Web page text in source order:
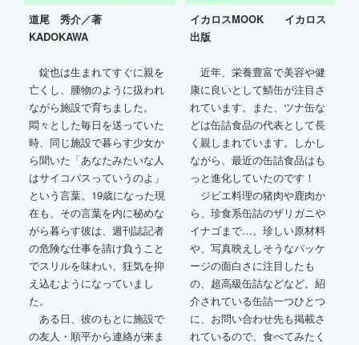
道尾 秀介／著
KADOKAWA
錠也は生まれてすぐに親を
亡くし、腫物のように扱われ
ながら施設で育ちました。
悶々とした毎日を送っていた
時、同じ施設で暮らす少女か
ら聞いた「あなたみたいな人
はサイコパスっていうのよ」
という言葉。19歳になった現
在も、その言葉を内に秘めな
がら暮らす彼は、週刊誌記者
の危険な仕事を請け負うこと
でスリルを味わい、狂気を抑
え込むようになっていまし
た。
ある日、彼のもとに施設で
の友人・順平から連絡が来ま
イカロスMOOK イカロス
出版
近年、栄養豊富で美容や健
康に良いとして鯖缶が注目さ
れています。また、ツナ缶な
どは缶詰食品の代表として長
く親しまれています。しかし
ながら、最近の缶詰食品はも
っと進化していたのです！
ジビエ料理の猪肉や鹿肉か
ら、珍食系缶詰のザリガニや
イナゴまで…。珍しい原材料
や、写真映えしそうなパッケ
ージの面白さに注目したも
の、超高級缶詰などなど。紹
介されている缶詰一つひとつ
に、お問い合わせ先も掲載さ
れているので、食べてみたく